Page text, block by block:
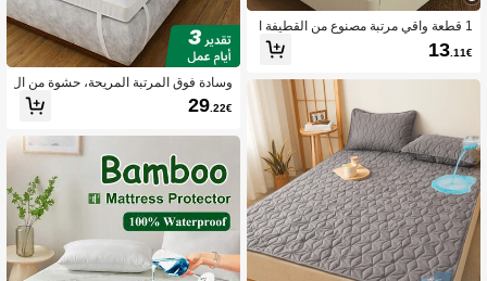
1 قطعة واقي مرتبة مصنوع من القطيفة ا
لمنسوجة مقاوم للماء (لا يشمل غطاء الو
سادة) - صديق للبشرة، مريح، ناعم وقابل
13.11€
وسادة فوق المرتبة المريحة، حشوة من ال
بوليستر الميكروفايبر بسعة 1000 جرام/
م2، قابلة للتنفس، حزام مضاد للانزلاق، ت
29.22€